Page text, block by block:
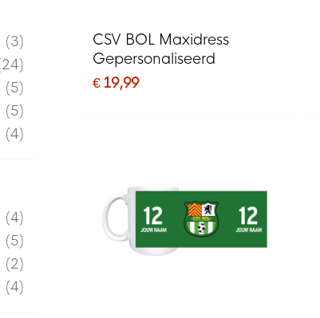
CSV BOL Maxidress
Gepersonaliseerd
€ 19,99
3
24
5
5
4
4
5
2
4